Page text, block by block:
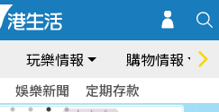
玩樂情報 購物情報
娛樂新聞 定期存款